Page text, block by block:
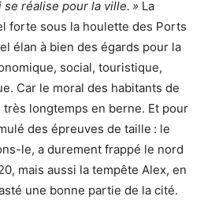
se réalise pour la ville. » La
forte sous la houlette des Ports
élan à bien des égards pour la
social, touristique,
Car le moral des habitants de
longtemps en berne. Et pour
des épreuves de taille : le
le, a durement frappé le nord
mais aussi la tempête Alex, en
une bonne partie de la cité.